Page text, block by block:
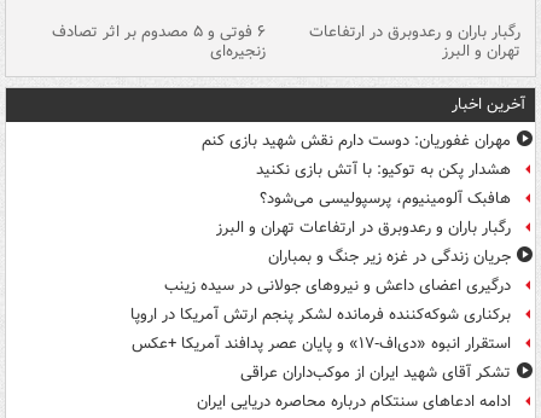
رگبار باران و رعدوبرق در ارتفاعات
تهران و البرز
۶ فوتی و ۵ مصدوم بر اثر تصادف
زنجیره‌ای
آخرین اخبار
مهران غفوریان: دوست دارم نقش شهید بازی کنم
هشدار پکن به توکیو: با آتش بازی نکنید
هافبک آلومینیوم، پرسپولیسی می‌شود؟
رگبار باران و رعدوبرق در ارتفاعات تهران و البرز
جریان زندگی در غزه زیر جنگ و بمباران
درگیری اعضای داعش و نیروهای جولانی در سیده زینب
برکناری شوکه‌کننده فرمانده لشکر پنجم ارتش آمریکا در اروپا
استقرار انبوه «دی‌اف‑۱۷» و پایان عصر پدافند آمریکا +عکس
تشکر آقای شهید ایران از موکب‌داران عراقی
ادامه ادعاهای سنتکام درباره محاصره دریایی ایران